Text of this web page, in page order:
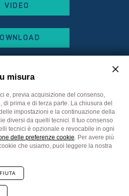
VIDEO
Policy
Cookie Policy
Plus Communications
misura
e, previa acquisizione del consenso,
prima e di terza parte. La chiusura del
impostazioni e la continuazione della
diversi da quelli tecnici. Il tuo consenso
tecnici è opzionale e revocabile in ogni
delle preferenze cookie. Per avere più
che usiamo, puoi leggere la nostra